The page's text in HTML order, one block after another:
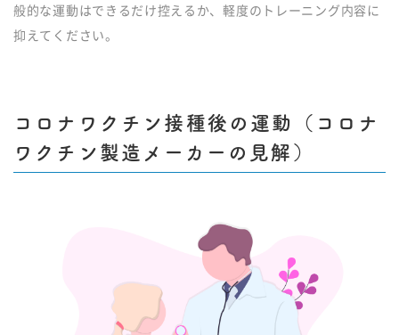
般的な運動はできるだけ控えるか、軽度のトレーニング内容に
抑えてください。
コロナワクチン接種後の運動（コロナ
ワクチン製造メーカーの見解）